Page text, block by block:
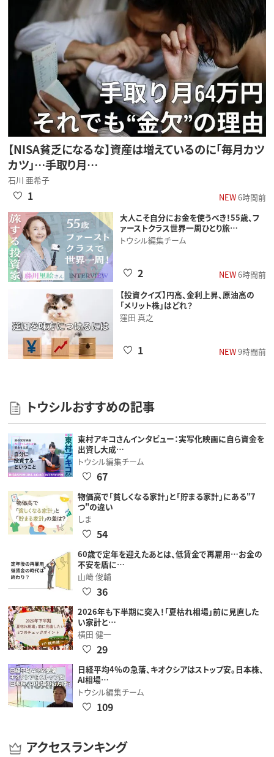
【NISA貧乏になるな】資産は増えているのに「毎月カツ
カツ」…手取り月…
石川 亜希子
NEW6時間前
1
大人こそ自分にお金を使うべき！55歳、フ
ァーストクラス世界一周ひとり旅…
トウシル編集チーム
NEW6時間前
2
【投資クイズ】円高、金利上昇、原油高の
「メリット株」はどれ？
窪田 真之
NEW9時間前
1
トウシルおすすめの記事
東村アキコさんインタビュー：実写化映画に自ら資金を
出資し大成…
トウシル編集チーム
67
物価高で「貧しくなる家計」と「貯まる家計」にある"7
つ"の違い
しま
54
60歳で定年を迎えたあとは、低賃金で再雇用…お金の
不安を盾に…
山崎 俊輔
36
2026年も下半期に突入！「夏枯れ相場」前に見直した
い家計と…
横田 健一
29
日経平均4％の急落、キオクシアはストップ安。日本株、
AI相場…
トウシル編集チーム
109
アクセスランキング